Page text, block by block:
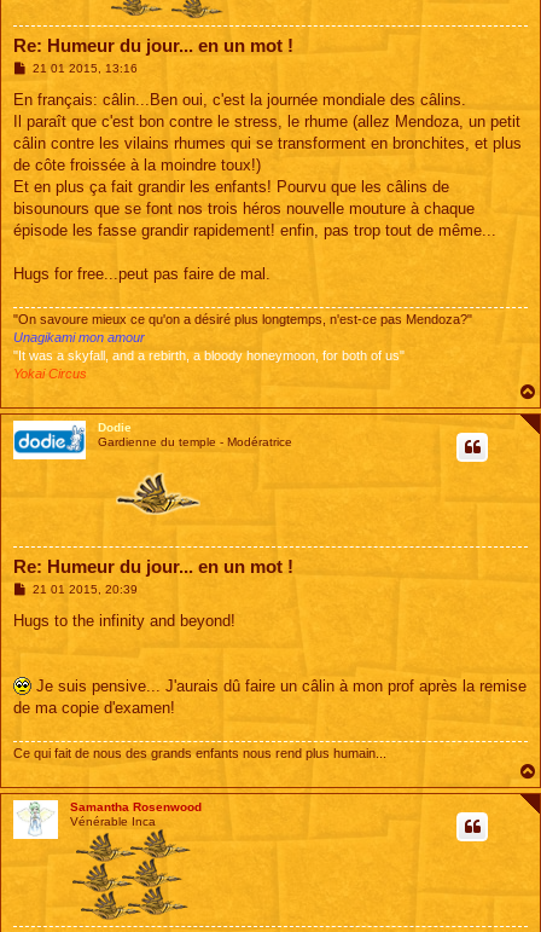
Re: Humeur du jour... en un mot !
M
s
a
g
21 01 2015, 13:16
En français: câlin...Ben oui, c'est la journée mondiale des câlins.
Il paraît que c'est bon contre le stress, le rhume (allez Mendoza, un petit
câlin contre les vilains rhumes qui se transforment en bronchites, et plus
de côte froissée à la moindre toux!)
Et en plus ça fait grandir les enfants! Pourvu que les câlins de
bisounours que se font nos trois héros nouvelle mouture à chaque
épisode les fasse grandir rapidement! enfin, pas trop tout de même...
Hugs for free...peut pas faire de mal.
"On savoure mieux ce qu'on a désiré plus longtemps, n'est-ce pas Mendoza?"
Unagikami mon amour
"It was a skyfall, and a rebirth, a bloody honeymoon, for both of us"
Yokai Circus
Dodie
Gardienne du temple - Modératrice
Re: Humeur du jour... en un mot !
M
s
e
21 01 2015, 20:39
Hugs to the infinity and beyond!
Je suis pensive... J'aurais dû faire un câlin à mon prof après la remise
de ma copie d'examen!
Ce qui fait de nous des grands enfants nous rend plus humain...
Samantha Rosenwood
Vénérable Inca